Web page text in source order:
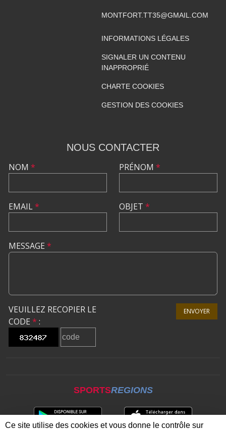
MONTFORT.TT35@GMAIL.COM
INFORMATIONS LÉGALES
SIGNALER UN CONTENU
INAPPROPRIÉ
CHARTE COOKIES
GESTION DES COOKIES
NOUS CONTACTER
NOM *
EMAIL*
PRÉNOM *
OBJET *
MESSAGE *
VEUILLEZ RECOPIER LE
CODE * :
ENVOYER
SPORTSREGIONS
Ce site utilise des cookies et vous donne le contrôle sur